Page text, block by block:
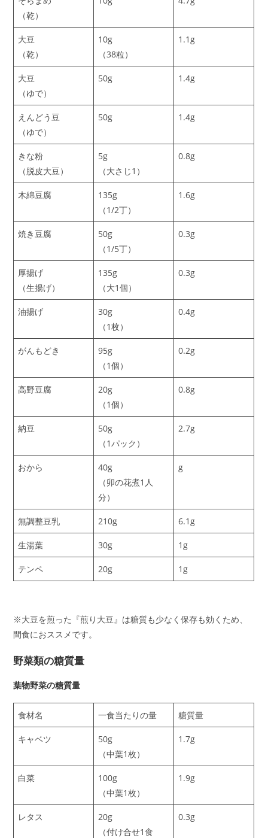
（乾）
大豆
（乾）
10g
（38粒）
1.1g
大豆
（ゆで）
50g 1.4g
えんどう豆
（ゆで）
50g 1.4g
きな粉
（脱皮大豆）
5g
（大さじ1）
0.8g
木綿豆腐
135g
（1/2丁）
1.6g
焼き豆腐
50g
（1/5丁）
0.3g
厚揚げ
（生揚げ）
135g
（大1個）
0.3g
油揚げ
30g
（1枚）
0.4g
がんもどき
95g
（1個）
0.2g
高野豆腐
20g
（1個）
0.8g
納豆
50g
（1パック）
2.7g
おから
40g
（卯の花煮1人
分）
g
無調整豆乳 210g 6.1g
生湯葉 30g 1g
テンペ 20g 1g
※大豆を煎った『煎り大豆』は糖質も少なく保存も効くため、
間食におススメです。
野菜類の糖質量
葉物野菜の糖質量
食材名 一食当たりの量 糖質量
キャベツ
50g
（中葉1枚）
1.7g
白菜
100g
（中葉1枚）
1.9g
レタス
20g
（付け合せ1食
0.3g